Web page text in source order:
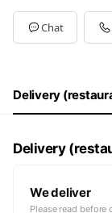
SunClosed
Mon11:00 - 17:00
Tue
11:00 - 17:00
Sat11:00 - 17:00
定休日：日曜日・第
Chat
Delivery
Delivery
We deliver
Please read before